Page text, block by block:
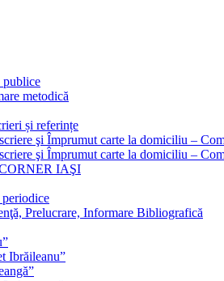
metodică
și referințe
şi Împrumut carte la domiciliu –
şi Împrumut carte la domiciliu –
IAŞI
periodice
Prelucrare, Informare Bibliografică
Ibrăileanu”